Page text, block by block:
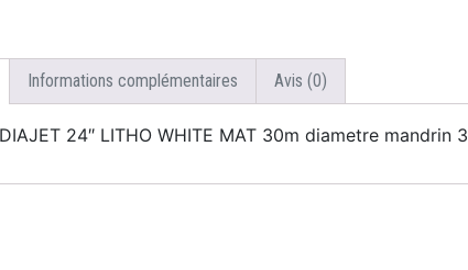
Informations complémentaires Avis (0)
24″ LITHO WHITE MAT 30m diametre mandrin 3